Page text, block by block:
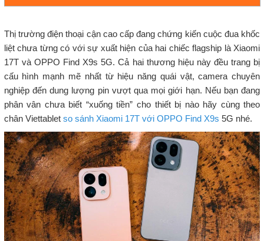
Thị trường điện thoại cận cao cấp đang chứng kiến cuộc đua khốc
liệt chưa từng có với sự xuất hiện của hai chiếc flagship là Xiaomi
17T và OPPO Find X9s 5G. Cả hai thương hiệu này đều trang bị
cấu hình mạnh mẽ nhất từ hiệu năng quái vật, camera chuyên
nghiệp đến dung lượng pin vượt qua mọi giới hạn. Nếu bạn đang
phân vân chưa biết “xuống tiền” cho thiết bị nào hãy cùng theo
chân Viettablet so sánh Xiaomi 17T với OPPO Find X9s 5G nhé.